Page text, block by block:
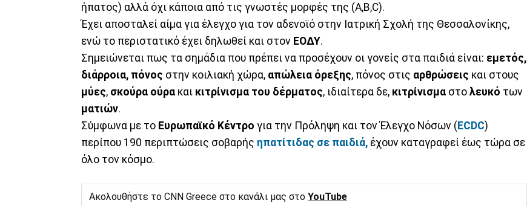
ήπατος) αλλά όχι κάποια από τις γνωστές μορφές της (Α,Β,C).
Έχει αποσταλεί αίμα για έλεγχο για τον αδενοϊό στην Ιατρική Σχολή της Θεσσαλονίκης,
ενώ το περιστατικό έχει δηλωθεί και στον ΕΟΔΥ.
Σημειώνεται πως τα σημάδια που πρέπει να προσέχουν οι γονείς στα παιδιά είναι: εμετός,
διάρροια, πόνος στην κοιλιακή χώρα, απώλεια όρεξης, πόνος στις αρθρώσεις και στους
μύες, σκούρα ούρα και κιτρίνισμα του δέρματος, ιδιαίτερα δε, κιτρίνισμα στο λευκό των
ματιών.
Σύμφωνα με το Ευρωπαϊκό Κέντρο για την Πρόληψη και τον Έλεγχο Νόσων (ECDC)
περίπου 190 περιπτώσεις σοβαρής ηπατίτιδας σε παιδιά, έχουν καταγραφεί έως τώρα σε
όλο τον κόσμο.
Ακολουθήστε το CNN Greece στο κανάλι μας στο YouTube